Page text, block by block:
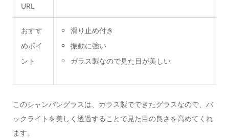
URL
おすす
めポイ
ント
滑り止め付き
振動に強い
ガラス製なので見た目が美しい
このシャンパングラスは、ガラス製でできたグラスなので、バ
ックライトを美しく透過することで見た目の良さを高めてくれ
ます。